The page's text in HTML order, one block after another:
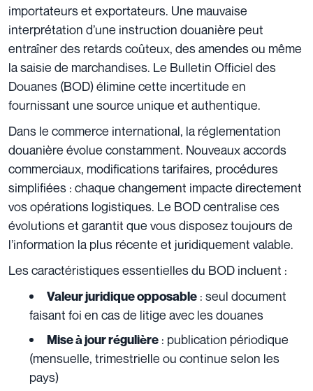
importateurs et exportateurs. Une mauvaise
interprétation d’une instruction douanière peut
entraîner des retards coûteux, des amendes ou même
la saisie de marchandises. Le Bulletin Officiel des
Douanes (BOD) élimine cette incertitude en
fournissant une source unique et authentique.
Dans le commerce international, la réglementation
douanière évolue constamment. Nouveaux accords
commerciaux, modifications tarifaires, procédures
simplifiées : chaque changement impacte directement
vos opérations logistiques. Le BOD centralise ces
évolutions et garantit que vous disposez toujours de
l’information la plus récente et juridiquement valable.
Les caractéristiques essentielles du BOD incluent :
Valeur juridique opposable : seul document
faisant foi en cas de litige avec les douanes
Mise à jour régulière : publication périodique
(mensuelle, trimestrielle ou continue selon les
pays)